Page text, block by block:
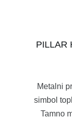
PILLAR
Metalni
simbol
Tamno